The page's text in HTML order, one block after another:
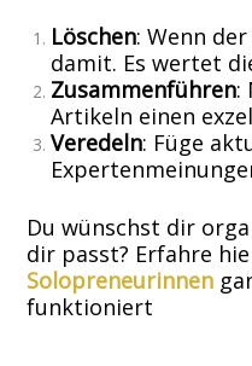
Löschen: Wenn
damit. Es wertet
Zusammenführen:
Artikeln einen
Veredeln: Füge
Du wünschst dir
dir passt? Erfahre
Solopreneurinnen
funktioniert